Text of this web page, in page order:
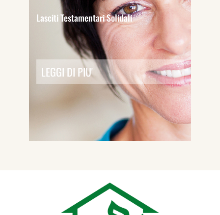
Lasciti Testamentari Solidali
LEGGI DI PIU'